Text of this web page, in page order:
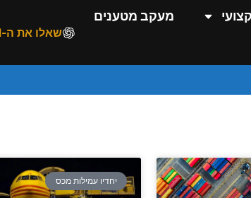
מעקב מטענים
שאלו את ה-AI שלנו
יחדיו עמילות מכס